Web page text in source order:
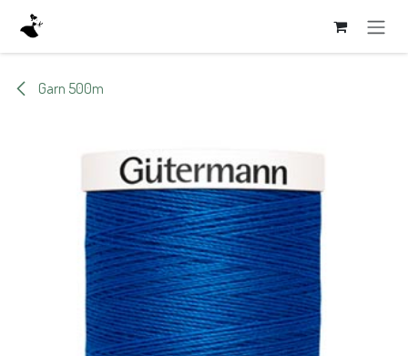
Zum Inhalt springen
Garn 500m